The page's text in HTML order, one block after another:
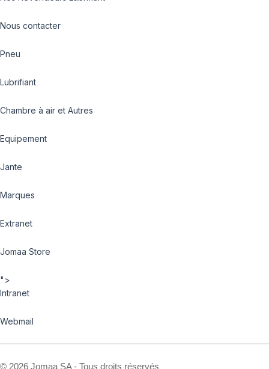
Nous contacter
Pneu
Lubrifiant
Chambre à air et Autres
Equipement
Jante
Marques
Extranet
Jomaa Store
">
Intranet
Webmail
© 2026 Jomaa SA - Tous droits réservés